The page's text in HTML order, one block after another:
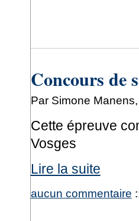
Concours de
Par Simone
Cette épreuve
Vosges
Lire la suite
aucun commentaire